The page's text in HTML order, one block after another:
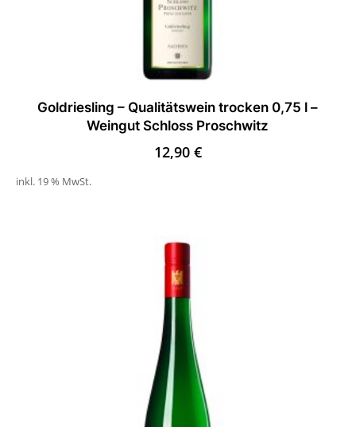
Goldriesling – Qualitätswein trocken 0,75 l –
Weingut Schloss Proschwitz
12,90 €
inkl. 19 % MwSt.